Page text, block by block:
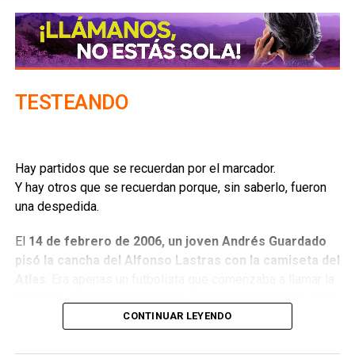
Con información de:Milenio
ARTÍCULOS RELACIONADOS: LUPITA GONZÁLEZ
TOKIO 2020
TREMBOLONA
SIGUIENTE
¡Simplemente gracias! | Columna de Arturo Mena
Shocker | Columna de Los Coliseinos
TESTEANDO
Hay partidos que se recuerdan por el marcador.
Y hay otros que se recuerdan porque, sin saberlo, fueron
una despedida.
El 14 de febrero de 2006, un joven Andrés Guardado
pisó la cancha del Alfonso Lastras con la camiseta del
que todavía no cargaban con el peso de las expectativas.
CONTINUAR LEYENDO